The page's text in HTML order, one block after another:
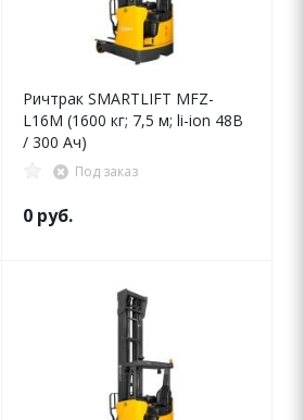
Ричтрак SMARTLIFT MFZ-
L16M (1600 кг; 7,5 м; li-ion 48В
/ 300 Ач)
Под заказ
0 руб.